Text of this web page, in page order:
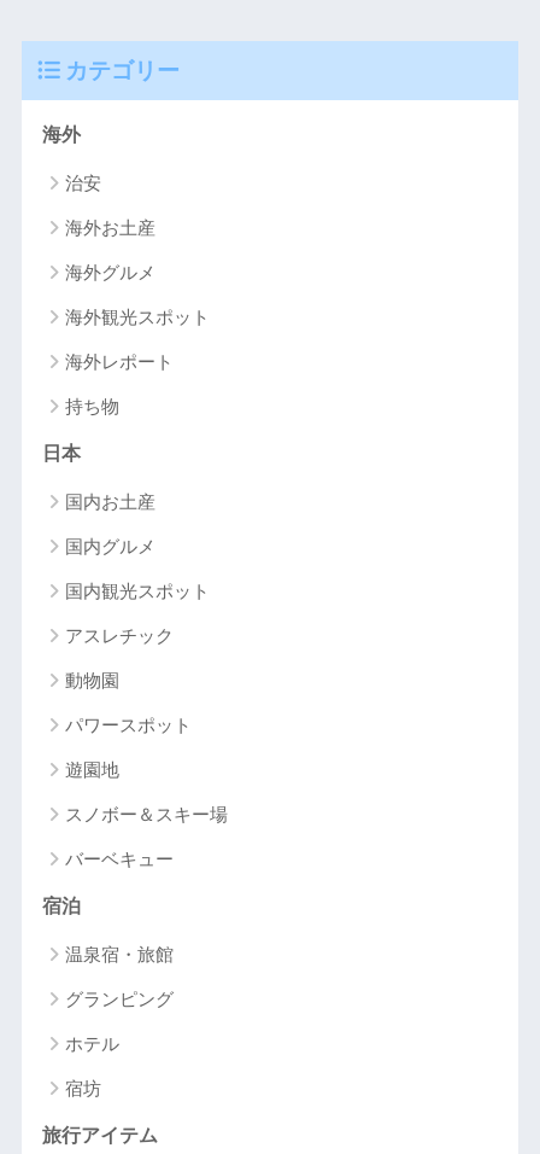
カテゴリー
海外
治安
海外お土産
海外グルメ
海外観光スポット
海外レポート
持ち物
日本
国内お土産
国内グルメ
国内観光スポット
アスレチック
動物園
パワースポット
遊園地
スノボー＆スキー場
バーベキュー
宿泊
温泉宿・旅館
グランピング
ホテル
宿坊
旅行アイテム